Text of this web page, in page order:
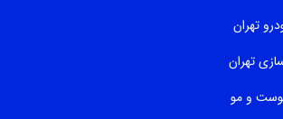
تهران
تهران
و مو